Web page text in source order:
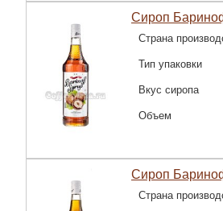
Сироп
Страна
Тип упаковки
Вкус сиропа
Объем
Сироп
Страна